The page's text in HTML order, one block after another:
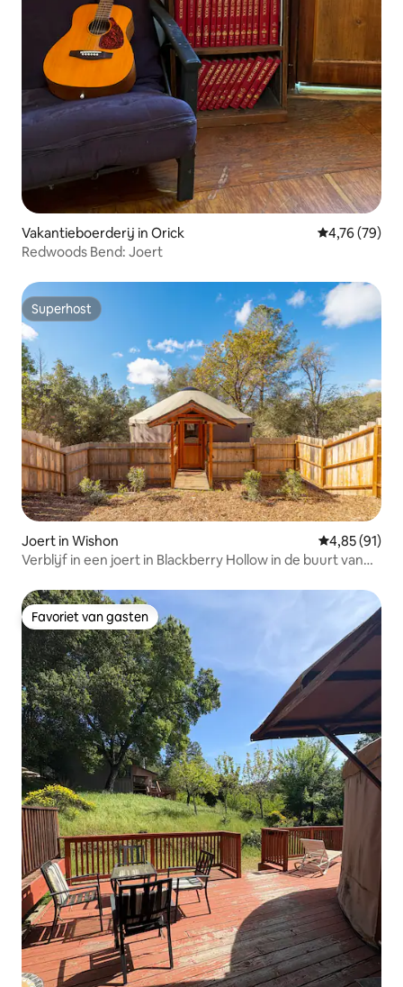
Vakantieboerderij in Orick Gemiddelde
4,76 (79)
Redwoods Bend: Joert
Superhost
Superhost
Joert in Wishon Gemiddelde
4,85 (91)
Verblijf in een joert in Blackberry Hollow in de buurt van
Favoriet van gasten
Favoriet van gasten